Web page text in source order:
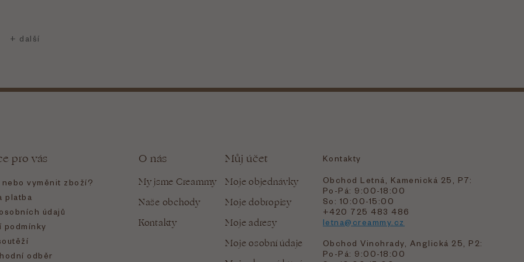
pro vás
vyměnit zboží?
platba
údajů
podmínky
odběr
O nás
My jsme Creammy
Naše obchody
Kontakty
Můj účet
Moje objednávky
Moje dobropisy
Moje adresy
Moje osobní údaje
Kontakty
Obchod Letná, Kamenická 25, P7:
Po-Pá: 9:00-18:00
So: 10:00-15:00
+420 725 483 486
letna@creammy.cz
Obchod Vinohrady, Anglická 25, P2:
Po-Pá: 9:00-18:00